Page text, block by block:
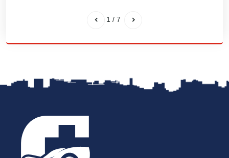
1 / 7